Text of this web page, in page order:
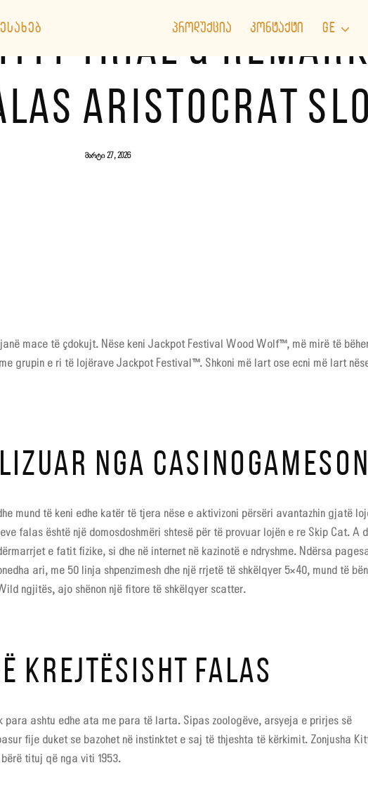
ᲞᲠᲝᲓᲣᲥᲪᲘᲐ ᲙᲝᲜᲢᲐᲥᲢᲘ GE
TRIAL &
ARISTOCRAT
მარტი 27, 2026
mace të çdokujt. Nëse keni Jackpot Festival Wood Wolf™, më mirë të
grupin e ri të lojërave Jackpot Festival™. Shkoni më lart ose ecni më lart
NGA
mund të keni edhe katër të tjera nëse e aktivizoni përsëri avantazhin gjatë
falas është një domosdoshmëri shtesë për të provuar lojën e re Skip Cat. A
e fatit fizike, si dhe në internet në kazinotë e ndryshme. Ndërsa
ari, me 50 linja shpenzimesh dhe një rrjetë të shkëlqyer 5×40, mund të
ngjitës, ajo shënon një fitore të shkëlqyer scatter.
KREJTËSISHT FALAS
para ashtu edhe ata me para të larta. Sipas zoologëve, arsyeja e prirjes së
fije duket se bazohet në instinktet e saj të thjeshta të kërkimit. Zonjusha
tituj që nga viti 1953.